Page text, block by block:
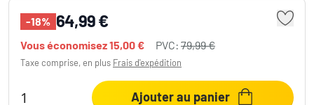
-18% 64,99 €
Vous économisez15,00 € PVC: 79,99 €
Taxe comprise, en plus Frais d'expédition
Ajouter au panier